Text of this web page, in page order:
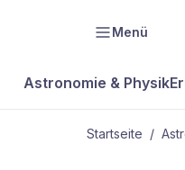
Menü
Astronomie & Physik
Startseite /